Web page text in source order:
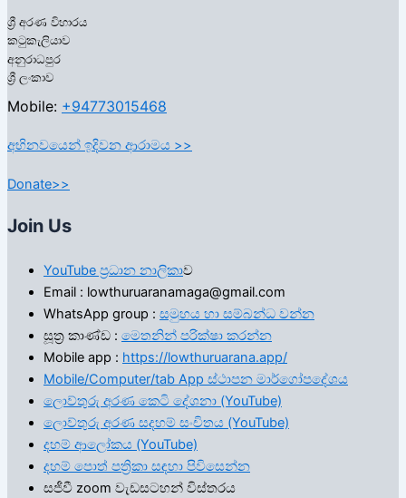
ශ්‍රී අරණ විහාරය
කටුකැලියාව
අනුරාධපුර
ශ්‍රී ලංකාව
Mobile: +94773015468
අභිනවයෙන් ඉදිවන ආරාමය >>
Donate>>
Join Us
YouTube ප්‍රධාන නාලිකාව
Email : lowthuruaranamaga@gmail.com
WhatsApp group : සමුහය හා සම්බන්ධ වන්න
සූත්‍ර කාණ්ඩ : මෙතනින් පරික්ෂා කරන්න
Mobile app : https://lowthuruarana.app/
Mobile/Computer/tab App ස්ථාපන මාර්ගෝපදේශය
ලොව්තුරු අරණ කෙටි දේශනා (YouTube)
ලොව්තුරු අරණ සදහම් සංචිතය (YouTube)
දහම් ආලෝකය (YouTube)
දහම් පොත් පත්‍රිකා සඳහා පිවිසෙන්න
සජීවී zoom වැඩසටහන් විස්තරය